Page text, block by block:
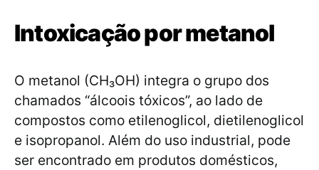
Intoxicação por metanol
O metanol (CH₃OH) integra o grupo dos
chamados “álcoois tóxicos”, ao lado de
compostos como etilenoglicol, dietilenoglicol
e isopropanol. Além do uso industrial, pode
ser encontrado em produtos domésticos,